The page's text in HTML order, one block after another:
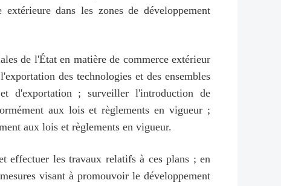
dans les zones de développement
de l'État en matière de commerce extérieur
des technologies et des ensembles
d'exportation ; surveiller l'introduction de
aux lois et règlements en vigueur ;
aux lois et règlements en vigueur.
effectuer les travaux relatifs à ces plans ; en
visant à promouvoir le développement